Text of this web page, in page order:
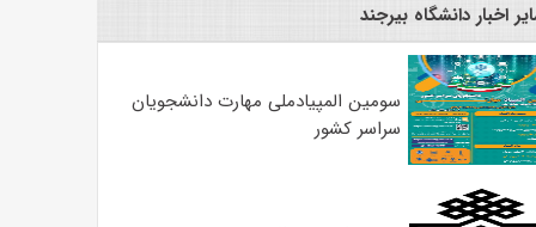
اخبار دانشگاه بیرجند
سومین المپیادملی مهارت دانشجویان
سراسر کشور